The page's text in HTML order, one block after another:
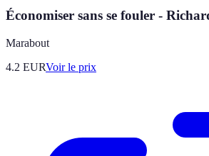
Économiser sans se fouler -
Marabout
4.2 EURVoir le prix